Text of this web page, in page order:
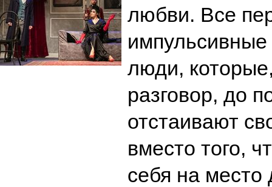
любви. Все
люди,
разговор, до
отстаивают
вместо того,
себя на место